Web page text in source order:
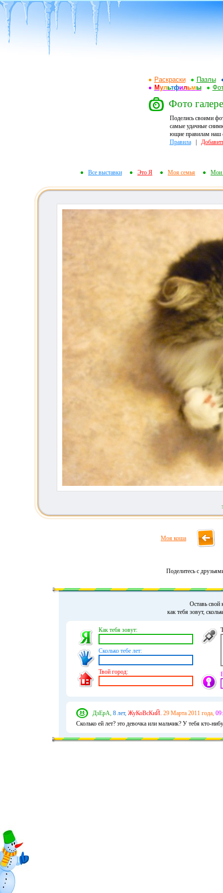
Раскраски
Пазлы
Мультфильмы
Фото
Поделись своими
самые удачные
ющие правилам наш
Правила|
Все выставки Это Я Моя семья Мои
Моя коша
Поделитесь с
Оставь свой
как тебя зовут,
Как тебя зовут:
Сколько тебе лет:
Твой город:
ДзЕрА, 8 лет, ЖуКоВсКиЙ. 29 Марта 2011 года,
Сколько ей лет? это девочка или мальчик? У тебя кто-